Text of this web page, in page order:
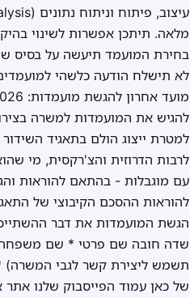
מלאה. תיתכן אפשרות לשינוי
בחירת המועמד תיעשה על בסיס
לא תישלח הודעה כלשהי
להגיש את המועמדות למשרה
למטרת ייצוג הולם בתאגיד
לרבות הדרוזית והצ'רקסית, מי
שדה חובה שם פרטי * שם משפחה *
תשמש ליצירת קשר לגבי המשרה) *
של כאן עמוד הפייסבוק שלנו